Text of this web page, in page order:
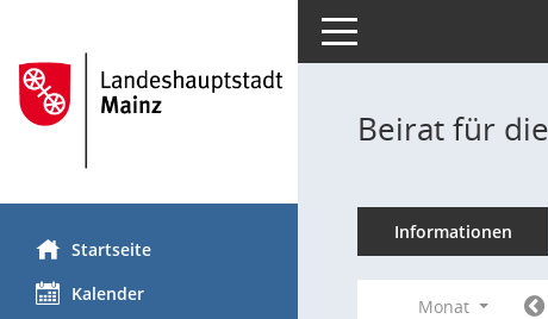
Startseite
Kalender
Toggle navigation
Beirat für
Informationen
Monat